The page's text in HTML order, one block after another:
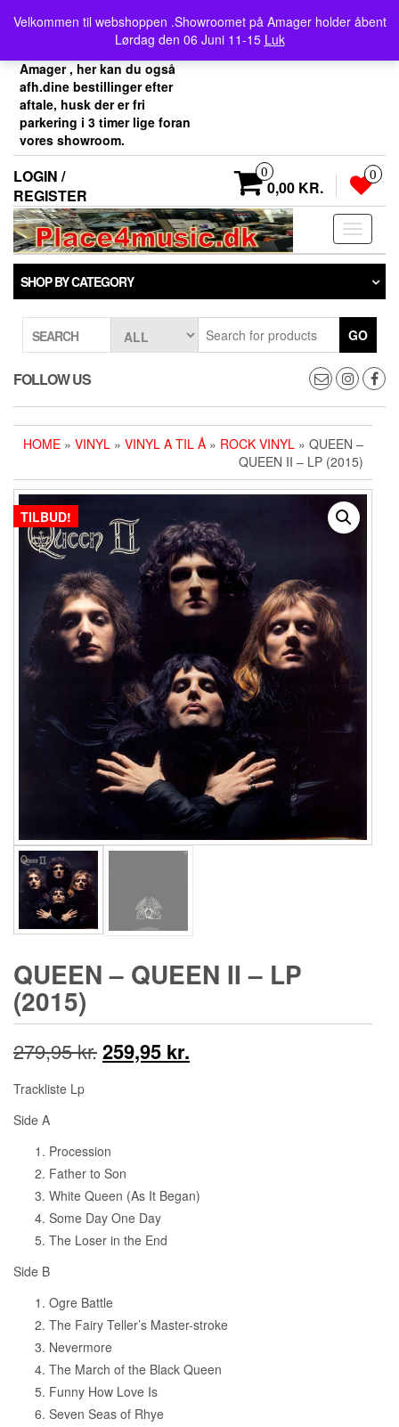
content
Velkommen til webshoppen .Showroomet på Amager holder åbent
Lørdag den 06 Juni 11-15 Luk
Velkommen her i
Place4music`s webshop .
Vores showroom ligger på
Amager , her kan du også
afh.dine bestillinger efter
aftale, husk der er fri
parkering i 3 timer lige foran
vores showroom.
LOGIN /
REGISTER
0
0,00 KR.
0
Toggle
SHOP BY CATEGORY
SEARCH GO
FOLLOW US
HOME » VINYL » VINYL A TIL Å » ROCK VINYL » QUEEN ‎–
QUEEN II – LP (2015)
TILBUD!
QUEEN ‎– QUEEN II – LP
(2015)
279,95kr.Den
var:
279,95 kr..
259,95 kr.
259,95 kr..
Trackliste Lp
Side A
Procession
Father to Son
White Queen (As It Began)
Some Day One Day
The Loser in the End
Side B
Ogre Battle
The Fairy Teller’s Master-stroke
Nevermore
The March of the Black Queen
Funny How Love Is
Seven Seas of Rhye